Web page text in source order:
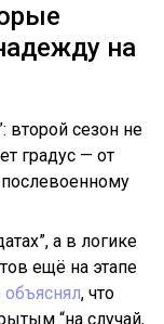
на
второй сезон не
градус — от
а в логике
ещё на этапе
объяснял, что
“на случай,